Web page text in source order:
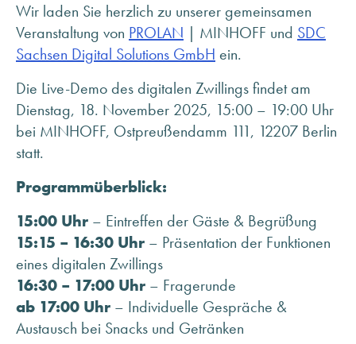
INFOMATERIAL & DOWNLOADS
NEWSLETTER ANMELDUNG
Wir laden Sie herzlich zu unserer gemeinsamen
Veranstaltung von PROLAN | MINHOFF und SDC
Sachsen Digital Solutions GmbH ein.
Die Live-Demo des digitalen Zwillings findet am
Dienstag, 18. November 2025, 15:00 – 19:00 Uhr
bei MINHOFF, Ostpreußendamm 111, 12207 Berlin
statt.
Programmüberblick:
15:00 Uhr – Eintreffen der Gäste & Begrüßung
15:15 – 16:30 Uhr – Präsentation der Funktionen
eines digitalen Zwillings
16:30 – 17:00 Uhr – Fragerunde
ab 17:00 Uhr – Individuelle Gespräche &
Austausch bei Snacks und Getränken